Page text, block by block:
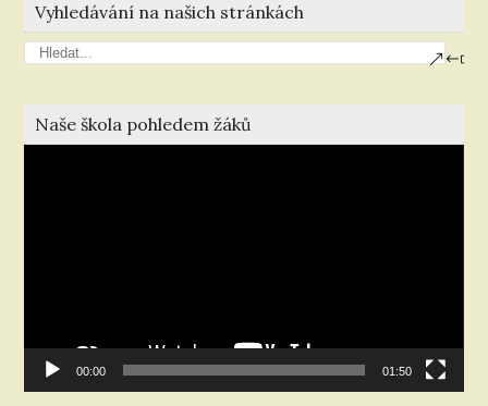
Vyhledávání na našich stránkách
Naše škola pohledem žáků
00:00 01:50